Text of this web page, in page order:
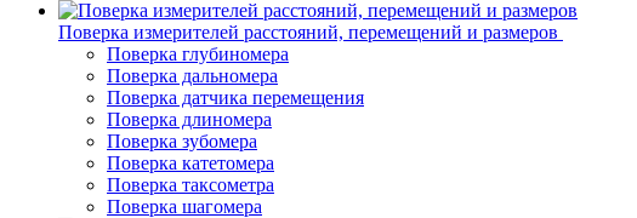
Поверка измерителей расстояний, перемещений и размеров
Поверка глубиномера
Поверка дальномера
Поверка датчика перемещения
Поверка длиномера
Поверка зубомера
Поверка катетомера
Поверка таксометра
Поверка шагомера